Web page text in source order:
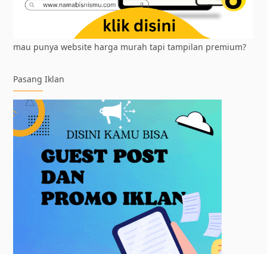
mau punya website harga murah tapi tampilan premium?
Pasang Iklan